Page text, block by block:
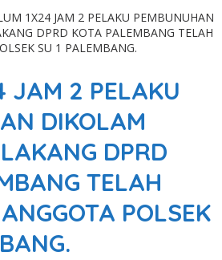
1X24 JAM 2 PELAKU PEMBUNUHAN
DPRD KOTA PALEMBANG TELAH
SU 1 PALEMBANG.
JAM 2 PELAKU
DIKOLAM
DPRD
TELAH
POLSEK